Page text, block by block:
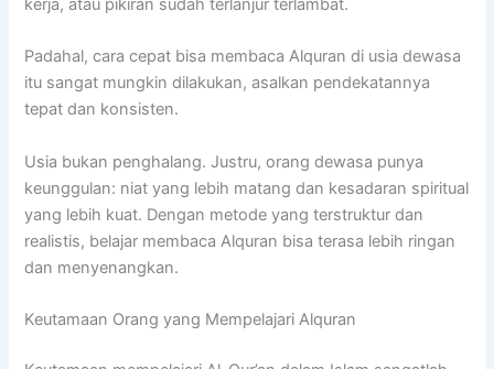
kerja, atau pikiran sudah terlanjur terlambat.
Padahal, cara cepat bisa membaca Alquran di usia dewasa
itu sangat mungkin dilakukan, asalkan pendekatannya
tepat dan konsisten.
Usia bukan penghalang. Justru, orang dewasa punya
keunggulan: niat yang lebih matang dan kesadaran spiritual
yang lebih kuat. Dengan metode yang terstruktur dan
realistis, belajar membaca Alquran bisa terasa lebih ringan
dan menyenangkan.
Keutamaan Orang yang Mempelajari Alquran